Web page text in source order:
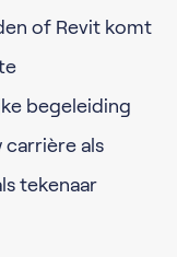
of Revit komt
begeleiding
carrière als
tekenaar